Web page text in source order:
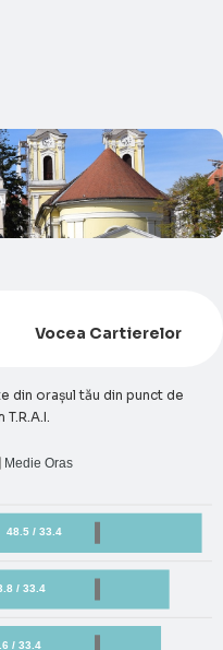
Vocea Cartierelor
din orașul tău din punct de
48.5 / 33.4
/ 33.4
/ 33.4
Medie Oras